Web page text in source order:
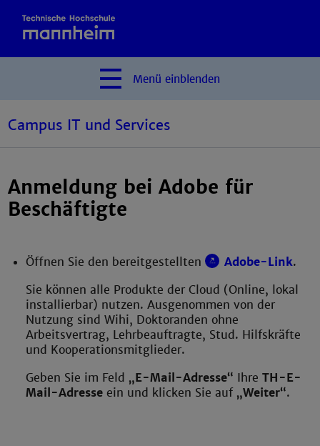
Menü einblenden
Campus IT und Services
Anmeldung bei Adobe für
Beschäftigte
Öffnen Sie den bereitgestellten Adobe-Link.
Sie können alle Produkte der Cloud (Online, lokal
installierbar) nutzen. Ausgenommen von der
Nutzung sind Wihi, Doktoranden ohne
Arbeitsvertrag, Lehrbeauftragte, Stud. Hilfskräfte
und Kooperationsmitglieder.
Geben Sie im Feld „E-Mail-Adresse“ IhreTH-E-
Mail-Adresse ein und klicken Sie auf „Weiter“.